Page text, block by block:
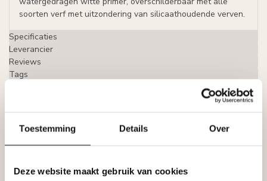
Toestemming Details Over
Deze website maakt gebruik van cookies
soorten verf met uitzondering van silicaathoudende verven.
Specificaties
Leverancier
Reviews
Tags
Gerelateerde producten
LIJST & ORNAMENT
lengte 2 m